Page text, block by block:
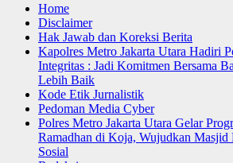
Home
Disclaimer
Hak Jawab dan Koreksi Berita
Kapolres Metro Jakarta Utara Hadiri
Integritas : Jadi Komitmen Bersama
Lebih Baik
Kode Etik Jurnalistik
Pedoman Media Cyber
Polres Metro Jakarta Utara Gelar
Ramadhan di Koja, Wujudkan Masjid
Sosial